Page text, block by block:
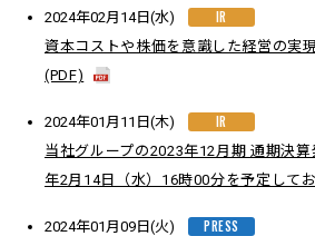
2024年02月14日(水) IR
資本コストや株価を意識した経営の実
(PDF)
2024年01月11日(木) IR
当社グループの2023年12月期 通期決
年2月14日（水）16時00分を予定してお
2024年01月09日(火) PRESS